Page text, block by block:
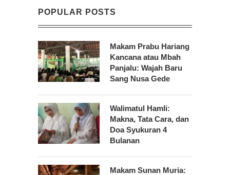
POPULAR POSTS
Makam Prabu Hariang
Kancana atau Mbah
Panjalu: Wajah Baru
Sang Nusa Gede
Walimatul Hamli:
Makna, Tata Cara, dan
Doa Syukuran 4
Bulanan
Makam Sunan Muria: